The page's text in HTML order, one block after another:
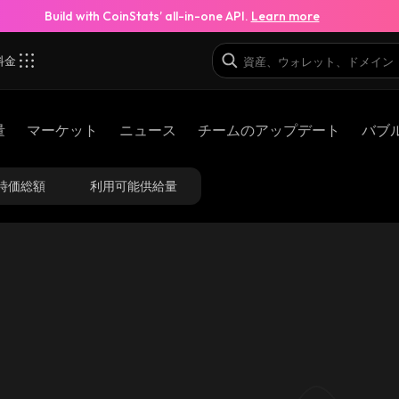
Build with CoinStats’ all-in-one API. Learn more
金
マーケット ニュース チームのアップデート バブ
価総額 利用可能供給量